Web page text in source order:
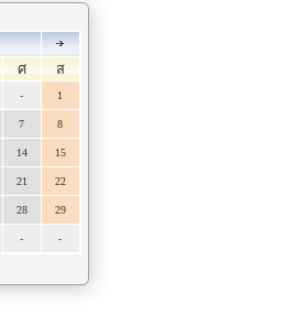
ศ ส
- 1
7 8
14 15
21 22
28 29
- -